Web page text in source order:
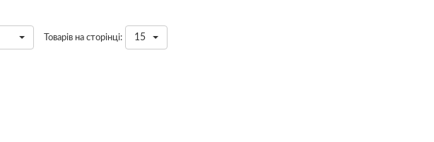
Товарів на сторінці: 15